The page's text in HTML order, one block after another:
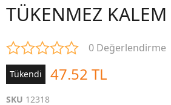
TÜKENMEZ KALEM
0 Değerlendirme
Tükendi 47.52 TL
SKU 12318